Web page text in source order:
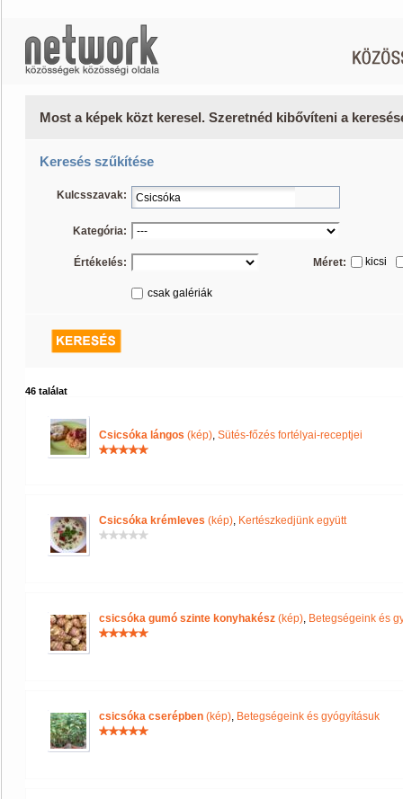
Most a képek közt keresel. Szeretnéd kibővíteni a
Keresés szűkítése
Kulcsszavak:
Kategória:
Értékelés: Méret: kicsi
csak galériák
46 találat
Csicsóka lángos (kép), Sütés-főzés fortélyai-receptjei
Csicsóka krémleves (kép), Kertészkedjünk együtt
csicsóka gumó szinte konyhakész (kép), Betegségeink és
csicsóka cserépben (kép), Betegségeink és gyógyításuk